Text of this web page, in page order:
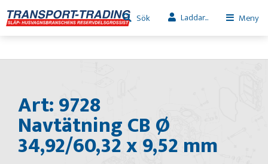
Sök Laddar... Meny
Art: 9728
Navtätning CB Ø
34,92/60,32 x 9,52 mm